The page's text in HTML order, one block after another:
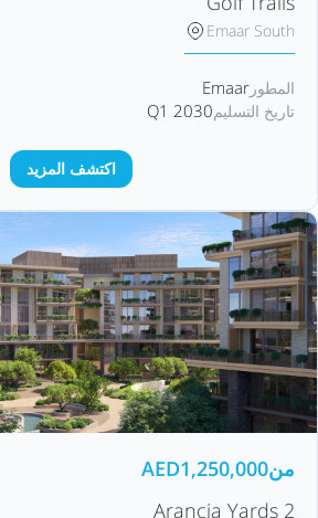
Emaar South
المطور Emaar
تاريخ التسليمQ1 2030
اكتشف المزيد
من AED1,250,000
Arancia Yards 2